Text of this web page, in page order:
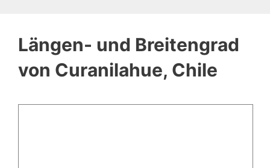
Längen- und Breitengrad
von Curanilahue, Chile